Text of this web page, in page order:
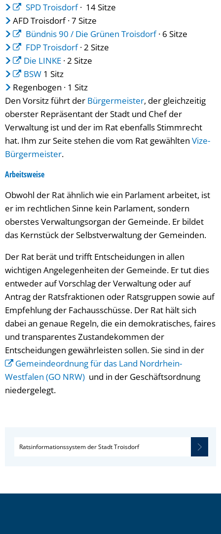
SPD Troisdorf· 14 Sitze
AFD Troisdorf · 7 Sitze
Bündnis 90 / Die Grünen Troisdorf· 6 Sitze
FDP Troisdorf· 2 Sitze
Die LINKE· 2 Sitze
BSW1 Sitz
Regenbogen · 1 Sitz
Den Vorsitz führt der Bürgermeister, der gleichzeitig
oberster Repräsentant der Stadt und Chef der
Verwaltung ist und der im Rat ebenfalls Stimmrecht
hat. Ihm zur Seite stehen die vom Rat gewählten Vize-
Bürgermeister.
Arbeitsweise
Obwohl der Rat ähnlich wie ein Parlament arbeitet, ist
er im rechtlichen Sinne kein Parlament, sondern
oberstes Verwaltungsorgan der Gemeinde. Er bildet
das Kernstück der Selbstverwaltung der Gemeinden.
Der Rat berät und trifft Entscheidungen in allen
wichtigen Angelegenheiten der Gemeinde. Er tut dies
entweder auf Vorschlag der Verwaltung oder auf
Antrag der Ratsfraktionen oder Ratsgruppen sowie auf
Empfehlung der Fachausschüsse. Der Rat hält sich
dabei an genaue Regeln, die ein demokratisches, faires
und transparentes Zustandekommen der
Entscheidungen gewährleisten sollen. Sie sind in der
Gemeindeordnung für das Land Nordrhein-
Westfalen (GO NRW) und in der Geschäftsordnung
niedergelegt.
Ratsinformationssystem der Stadt Troisdorf